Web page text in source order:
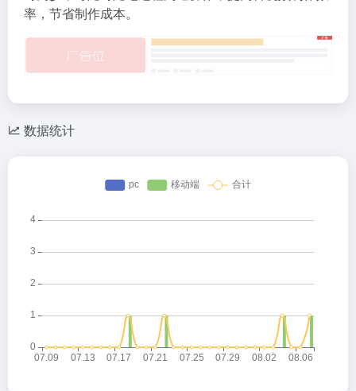
率，节省制作成本。
数据统计